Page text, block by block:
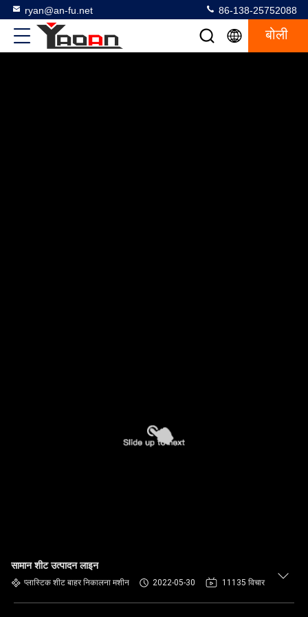
ryan@an-fu.net 86-138-25752088
बोली
सामान शीट उत्पादन लाइन
प्लास्टिक शीट बाहर निकालना मशीन 2022-05-30 11135 विचार